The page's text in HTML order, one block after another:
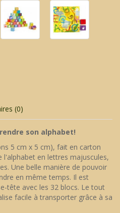
(0)
son alphabet!
5 cm x 5 cm), fait en carton
l'alphabet en lettres majuscules,
Une belle manière de pouvoir
en même temps. Il est
tête avec les 32 blocs. Le tout
facile à transporter grâce à sa